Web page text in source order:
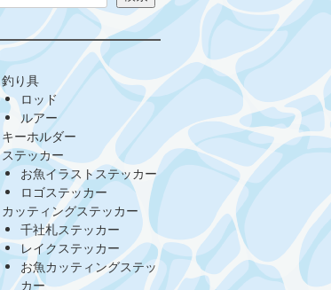
釣り具
ロッド
ルアー
キーホルダー
ステッカー
お魚イラストステッカー
ロゴステッカー
カッティングステッカー
千社札ステッカー
レイクステッカー
お魚カッティングステッ
カー